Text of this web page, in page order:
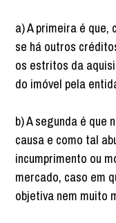
a) A primeira é
se há outros
os estritos da
do imóvel pela
b) A segunda é que
causa e como tal
incumprimento ou
mercado, caso em
objetiva nem muito